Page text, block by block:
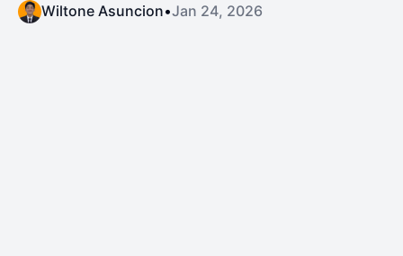
Wiltone Asuncion•Jan 24, 2026